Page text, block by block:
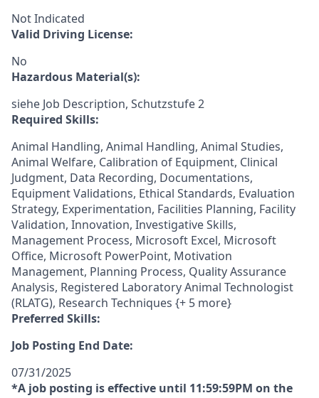
Not Indicated
Valid Driving License:
No
Hazardous Material(s):
siehe Job Description, Schutzstufe 2
Required Skills:
Animal Handling, Animal Handling, Animal Studies,
Animal Welfare, Calibration of Equipment, Clinical
Judgment, Data Recording, Documentations,
Equipment Validations, Ethical Standards, Evaluation
Strategy, Experimentation, Facilities Planning, Facility
Validation, Innovation, Investigative Skills,
Management Process, Microsoft Excel, Microsoft
Office, Microsoft PowerPoint, Motivation
Management, Planning Process, Quality Assurance
Analysis, Registered Laboratory Animal Technologist
(RLATG), Research Techniques {+ 5 more}
Preferred Skills:
Job Posting End Date:
07/31/2025
*A job posting is effective until 11:59:59PM on the